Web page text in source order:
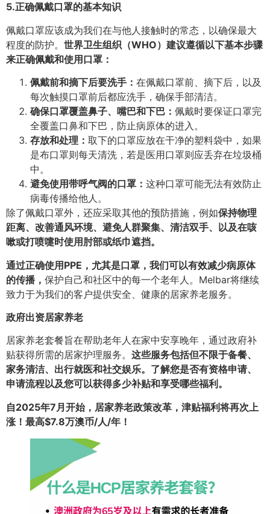
5.正确佩戴口罩的基本知识
佩戴口罩应该成为我们在与他人接触时的常态，以确保最大
程度的防护。 世界卫生组织（WHO）建议遵循以下基本步骤
来正确佩戴和使用口罩：
佩戴前和摘下后要洗手： 在佩戴口罩前、摘下后，以及
每次触摸口罩前后都应洗手，确保手部清洁。
确保口罩覆盖鼻子、嘴巴和下巴： 佩戴时要保证口罩完
全覆盖口鼻和下巴，防止病原体的进入。
存放和处理： 取下的口罩应放在干净的塑料袋中，如果
是布口罩则每天清洗，若是医用口罩则应丢弃在垃圾桶
中。
避免使用带呼气阀的口罩： 这种口罩可能无法有效防止
病毒传播给他人。
除了佩戴口罩外，还应采取其他的预防措施，例如保持物理
距离、改善通风环境、避免人群聚集、清洁双手、以及在咳
嗽或打喷嚏时使用肘部或纸巾遮挡。
通过正确使用PPE，尤其是口罩，我们可以有效减少病原体
的传播， 保护自己和社区中的每一个老年人。Melbar将继续
致力于为我们的客户提供安全、健康的居家养老服务。
政府出资居家养老
居家养老套餐旨在帮助老年人在家中安享晚年，通过政府补
贴获得所需的居家护理服务。 这些服务包括但不限于备餐、
家务清洁、出行就医和社交娱乐。了解您是否有资格申请、
申请流程以及您可以获得多少补贴和享受哪些福利。
自2025年7月开始，居家养老政策改革，津贴福利将再次上
涨！最高$7.8万澳币/人/年！